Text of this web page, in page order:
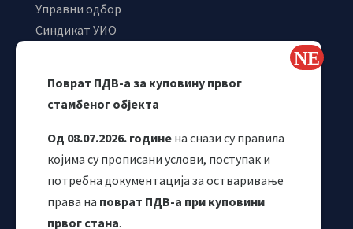
Поврат ПДВ-а за куповину првог
стамбеног објекта
Од 08.07.2026. године на снази су правила
којима су прописани услови, поступак и
потребна документација за остваривање
права на поврат ПДВ-а при куповини
првог стана.
Управни одбор
Синдикат УИО
Одјељење за макроекономску анализу